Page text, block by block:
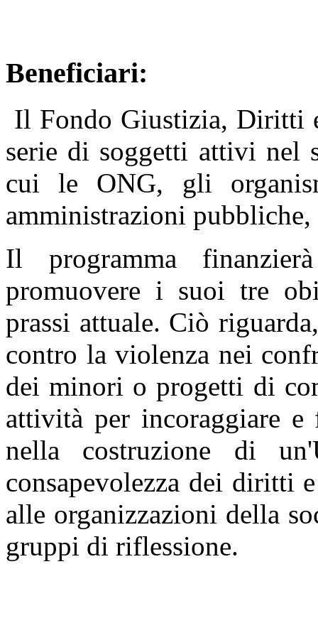
Beneficiari:
Il Fondo Giustizia, Diritti
serie di soggetti attivi nel
cui le ONG, gli
amministrazioni
Il programma
promuovere i suoi tre
prassi attuale. Ciò
contro la violenza nei
dei minori o progetti di
attività per incoraggiare e
nella costruzione di
consapevolezza dei diritti
alle organizzazioni della
gruppi di riflessione.